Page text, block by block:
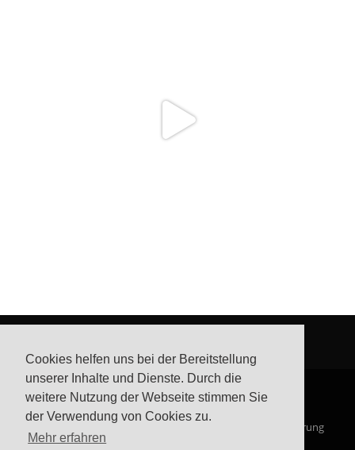
Cookies helfen uns bei der Bereitstellung
unserer Inhalte und Dienste. Durch die
weitere Nutzung der Webseite stimmen Sie
der Verwendung von Cookies zu.
Mehr erfahren
© Steffis Schreibsicht 2026 Datenschutzerklärung